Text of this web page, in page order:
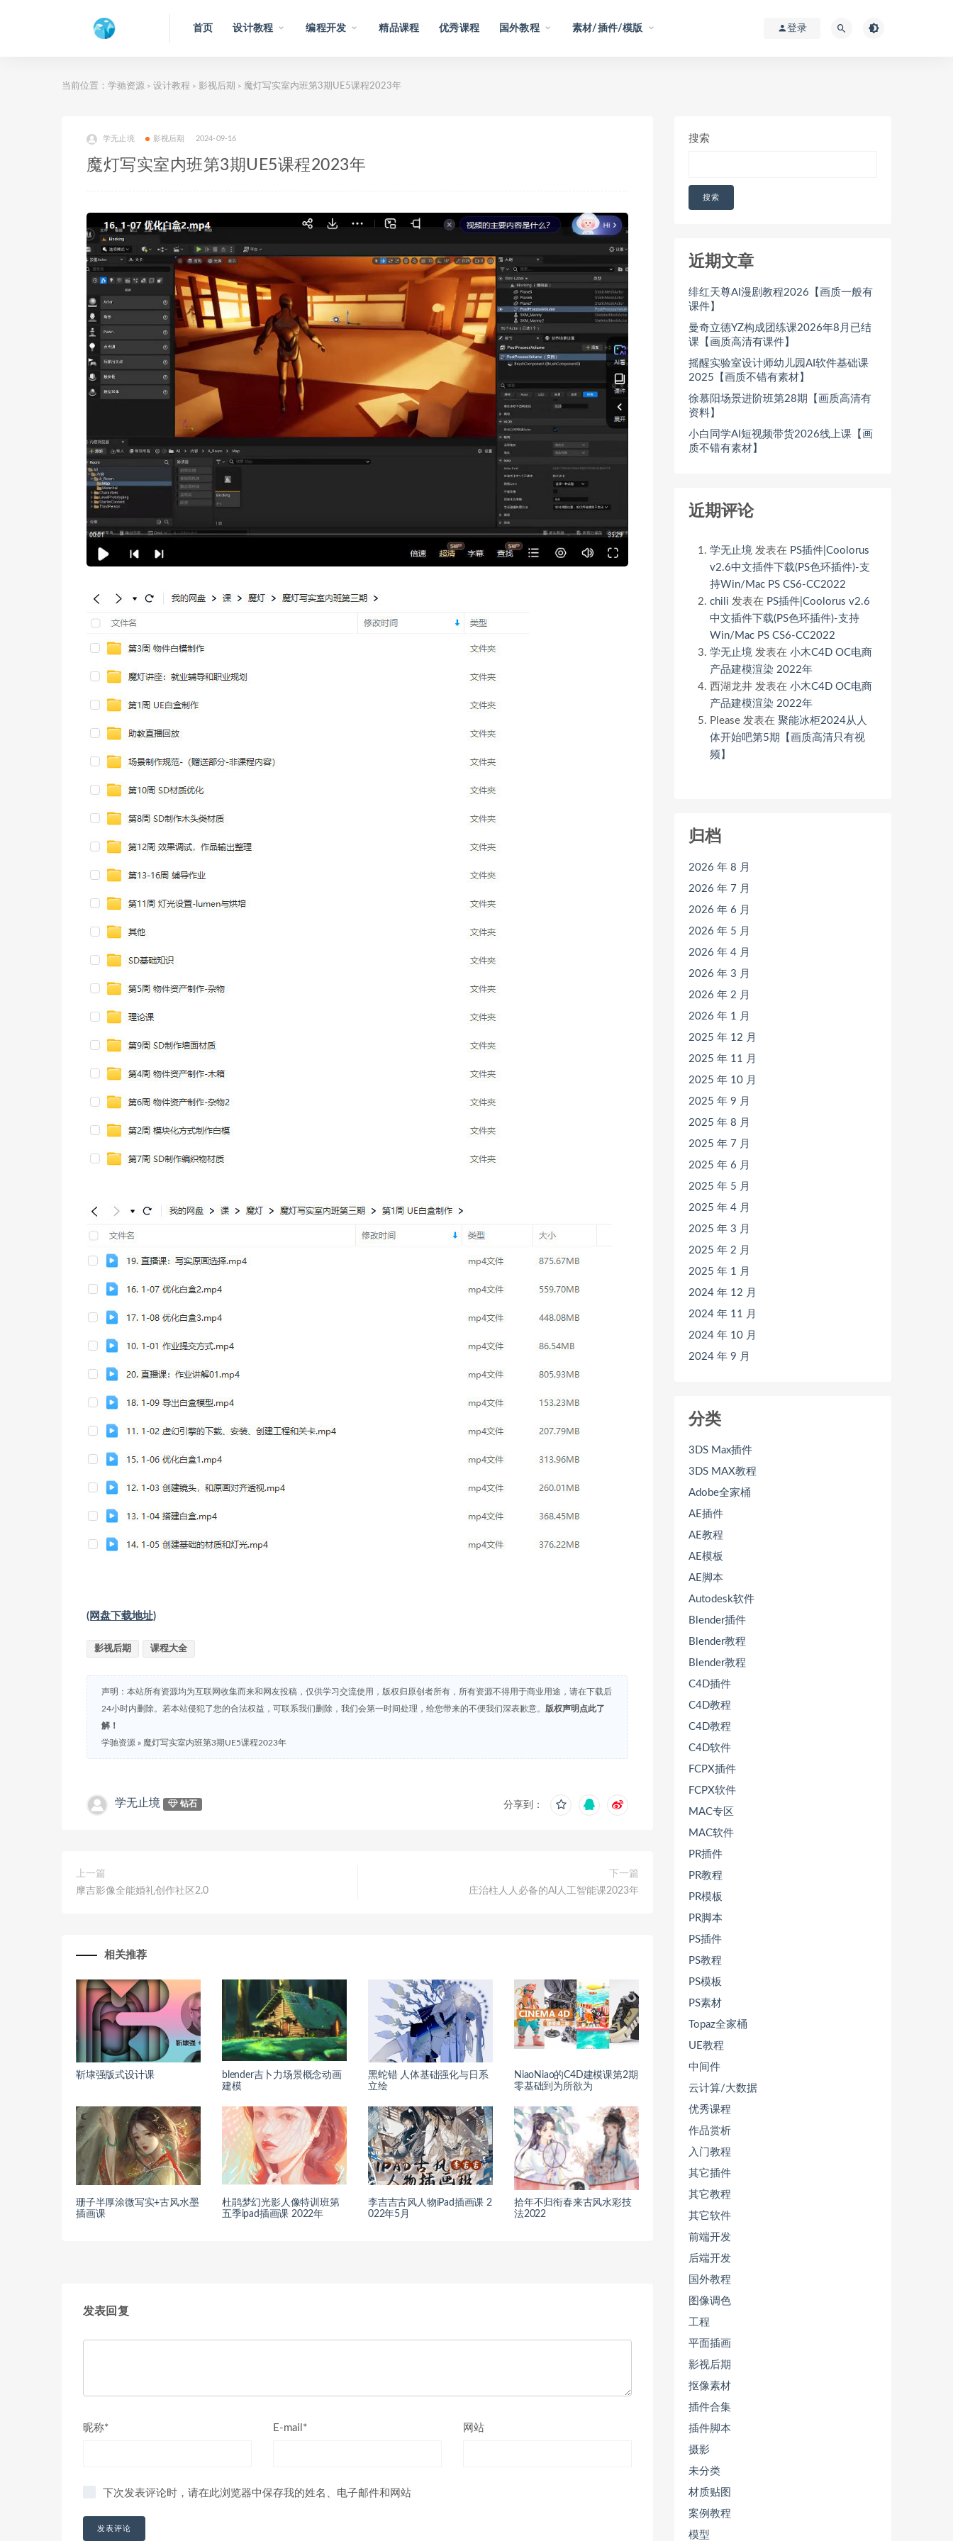
首页 设计教程 编程开发 精品课程 优秀课程 国外教程 素材/插件/模版 登录
当前位置： 学驰资源 > 设计教程 > 影视后期 > 魔灯写实室内班第3期UE5课程2023年
学无止境 影视后期 2024-09-16
魔灯写实室内班第3期UE5课程2023年
(网盘下载地址)
影视后期 课程大全
声明：本站所有资源均为互联网收集而来和网友投稿，仅供学习交流使用，版权归原创者所有，所有资源不得用于商业用途，请在下载后
24小时内删除。若本站侵犯了您的合法权益，可联系我们删除，我们会第一时间处理，给您带来的不便我们深表歉意。
版权声明点此了
解！
学驰资源 » 魔灯写实室内班第3期UE5课程2023年
学无止境 钻石 分享到：
上一篇
摩吉影像全能婚礼创作社区2.0
下一篇
庄治柱人人必备的Al人工智能课2023年
相关推荐
靳埭强版式设计课
blender吉卜力场景概念动画
建模
黑蛇错 人体基础强化与日系
立绘
NiaoNiao的C4D建模课第2期
零基础到为所欲为
珊子半厚涂微写实+古风水墨
插画课
杜鹃梦幻光影人像特训班第
五季ipad插画课 2022年
李吉吉古风人物iPad插画课 2
022年5月
拾年不归衔春来古风水彩技
法2022
发表回复
昵称* E-mail* 网站
下次发表评论时，请在此浏览器中保存我的姓名、电子邮件和网站
搜索
搜索
近期文章
绯红天尊AI漫剧教程2026【画质一般有
课件】
曼奇立德YZ构成团练课2026年8月已结
课【画质高清有课件】
摇醒实验室设计师幼儿园AI软件基础课
2025【画质不错有素材】
徐慕阳场景进阶班第28期【画质高清有
资料】
小白同学AI短视频带货2026线上课【画
质不错有素材】
近期评论
学无止境 发表在 PS插件|Coolorus
v2.6中文插件下载(PS色环插件)-支
持Win/Mac PS CS6-CC2022
chili 发表在 PS插件|Coolorus v2.6
中文插件下载(PS色环插件)-支持
Win/Mac PS CS6-CC2022
学无止境 发表在 小木C4D OC电商
产品建模渲染 2022年
西湖龙井 发表在 小木C4D OC电商
产品建模渲染 2022年
Please 发表在 聚能冰柜2024从人
体开始吧第5期【画质高清只有视
频】
归档
2026 年 8 月
2026 年 7 月
2026 年 6 月
2026 年 5 月
2026 年 4 月
2026 年 3 月
2026 年 2 月
2026 年 1 月
2025 年 12 月
2025 年 11 月
2025 年 10 月
2025 年 9 月
2025 年 8 月
2025 年 7 月
2025 年 6 月
2025 年 5 月
2025 年 4 月
2025 年 3 月
2025 年 2 月
2025 年 1 月
2024 年 12 月
2024 年 11 月
2024 年 10 月
2024 年 9 月
分类
3DS Max插件
3DS MAX教程
Adobe全家桶
AE插件
AE教程
AE模板
AE脚本
Autodesk软件
Blender插件
Blender教程
Blender教程
C4D插件
C4D教程
C4D教程
C4D软件
FCPX插件
FCPX软件
MAC专区
MAC软件
PR插件
PR教程
PR模板
PR脚本
PS插件
PS教程
PS模板
PS素材
Topaz全家桶
UE教程
中间件
云计算/大数据
优秀课程
作品赏析
入门教程
其它插件
其它教程
其它软件
前端开发
后端开发
国外教程
图像调色
工程
平面插画
影视后期
抠像素材
插件合集
插件脚本
摄影
未分类
材质贴图
案例教程
模型